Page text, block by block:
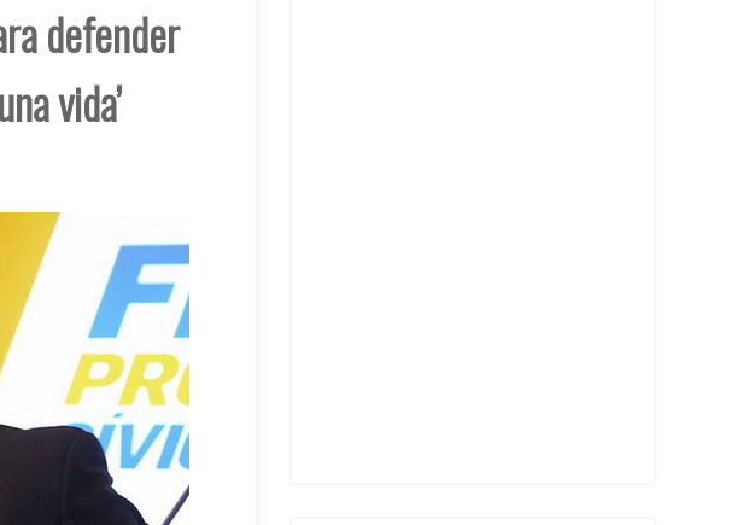
defender
vida’